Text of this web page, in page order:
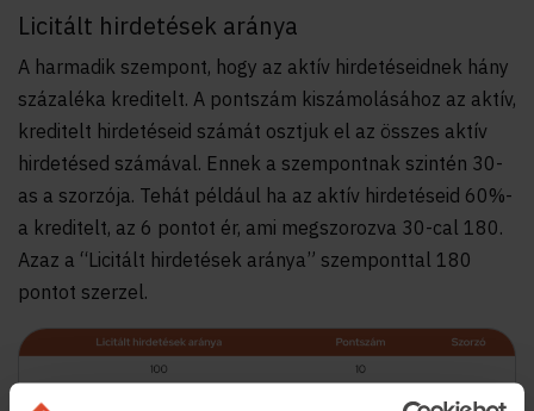
Licitált hirdetések aránya
A harmadik szempont, hogy az aktív hirdetéseidnek hány
százaléka kreditelt. A pontszám kiszámolásához az aktív,
kreditelt hirdetéseid számát osztjuk el az összes aktív
hirdetésed számával. Ennek a szempontnak szintén 30-
as a szorzója. Tehát például ha az aktív hirdetéseid 60%-
a kreditelt, az 6 pontot ér, ami megszorozva 30-cal 180.
Azaz a “Licitált hirdetések aránya” szemponttal 180
pontot szerzel.